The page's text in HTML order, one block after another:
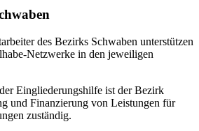
des Bezirks Schwaben unterstützen
Netzwerke in den jeweiligen
Eingliederungshilfe ist der Bezirk
und Finanzierung von Leistungen für
zuständig.